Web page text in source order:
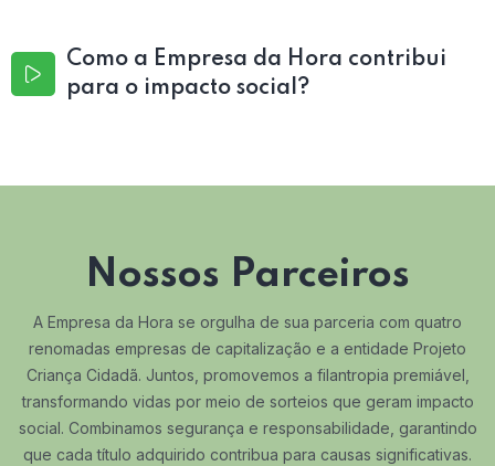
Como a Empresa da Hora contribui
para o impacto social?
Nossos Parceiros
A Empresa da Hora se orgulha de sua parceria com quatro
renomadas empresas de capitalização e a entidade Projeto
Criança Cidadã. Juntos, promovemos a filantropia premiável,
transformando vidas por meio de sorteios que geram impacto
social. Combinamos segurança e responsabilidade, garantindo
que cada título adquirido contribua para causas significativas.